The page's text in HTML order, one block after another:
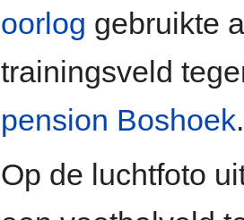
oorlog gebruikte
trainingsveld
pension Boshoek.
Op de luchtfoto